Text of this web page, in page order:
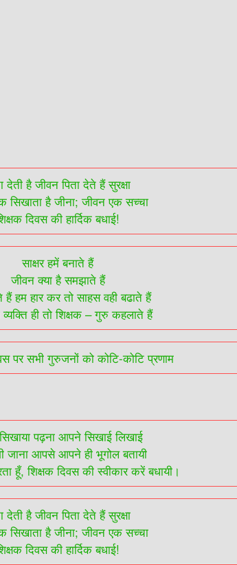
देती है जीवन पिता देते हैं सुरक्षा
सिखाता है जीना; जीवन एक सच्चा
दिवस की हार्दिक बधाई!
साक्षर हमें बनाते हैं
जीवन क्या है समझाते हैं
हैं हम हार कर तो साहस वही बढाते हैं
ही तो शिक्षक – गुरु कहलाते हैं
पर सभी गुरुजनों को कोटि-कोटि प्रणाम
पढ़ना आपने सिखाई लिखाई
जाना आपसे आपने ही भूगोल बतायी
हूँ, शिक्षक दिवस की स्वीकार करें बधायी।
देती है जीवन पिता देते हैं सुरक्षा
सिखाता है जीना; जीवन एक सच्चा
दिवस की हार्दिक बधाई!